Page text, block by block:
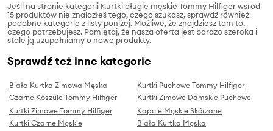
Jeśli na stronie kategorii Kurtki długie męskie Tommy Hilfiger wśród
15 produktów nie znalazłeś tego, czego szukasz, sprawdź również
podobne kategorie z listy poniżej. Możliwe, że znajdziesz tam to,
czego potrzebujesz. Pamiętaj, że nasza oferta jest bardzo szeroka i
stale ją uzupełniamy o nowe produkty.
Sprawdź też inne kategorie
Biała Kurtka Zimowa Męska
Kurtki Puchowe Tommy Hilfiger
Czarne Koszule Tommy Hilfiger
Kurtki Zimowe Damskie Puchowe
Kurtki Zimowe Tommy Hilfiger
Kapcie Męskie Skórzane
Kurtki Czarne Męskie
Biała Kurtka Męska